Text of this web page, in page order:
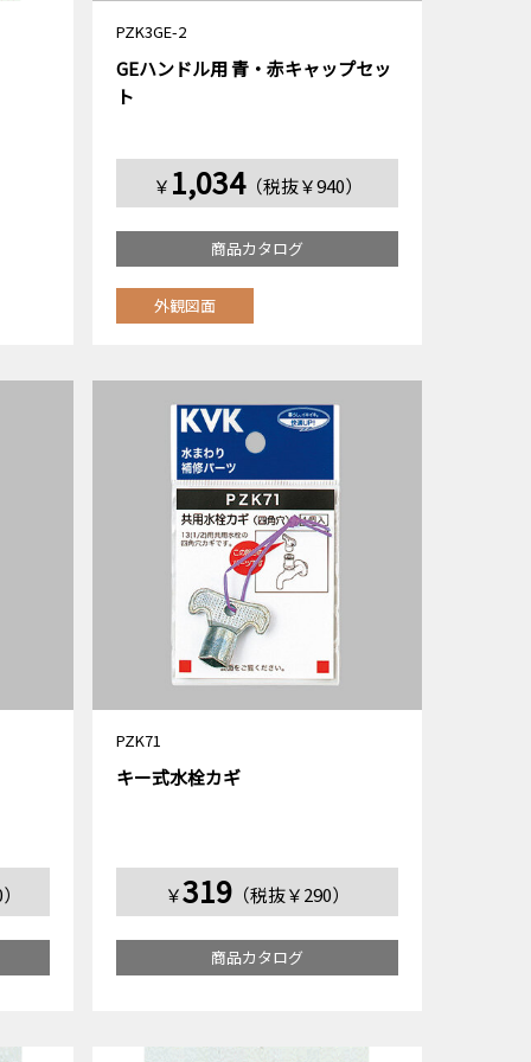
PZK3GE-2
GEハンドル用 青・赤キャップセッ
ト
￥ 1,034（税抜￥940）
商品カタログ
外観図面
PZK71
キー式水栓カギ
￥319 （税抜￥290）
商品カタログ